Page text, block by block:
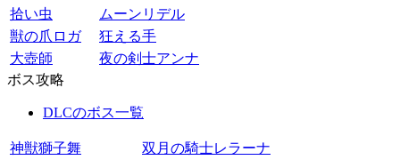
拾い虫
ムーンリデル
獣の爪ロガ
狂える手
大壺師
夜の剣士アンナ
ボス攻略
DLCのボス一覧
神獣獅子舞
双月の騎士レラーナ